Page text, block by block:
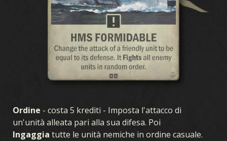
Ordine - costa 5 krediti - Imposta l'attacco di
un'unità alleata pari alla sua difesa. Poi
Ingaggia tutte le unità nemiche in ordine casuale.